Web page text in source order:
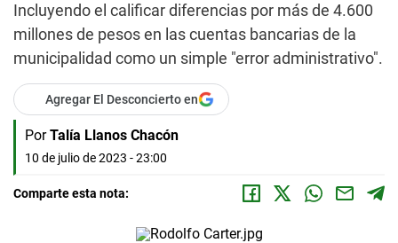
Incluyendo el calificar diferencias por más de 4.600
millones de pesos en las cuentas bancarias de la
municipalidad como un simple "error administrativo".
Agregar El Desconcierto en
Por Talía Llanos Chacón
10 de julio de 2023 - 23:00
Comparte esta nota: